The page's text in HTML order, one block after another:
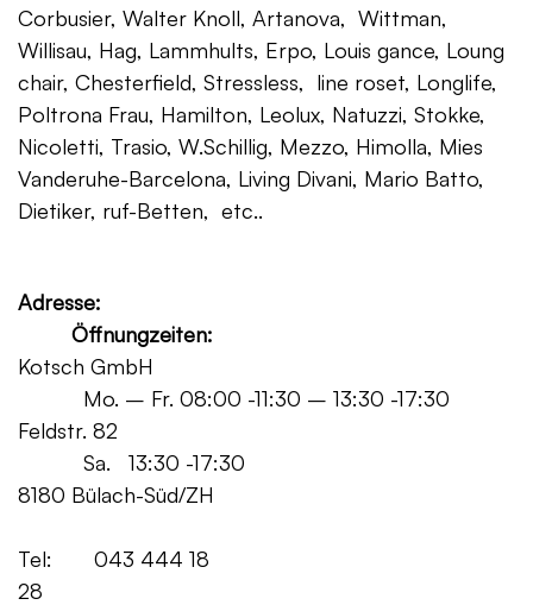
Corbusier, Walter Knoll, Artanova, Wittman,
Willisau, Hag, Lammhults, Erpo, Louis gance, Loung
chair, Chesterfield, Stressless, line roset, Longlife,
Poltrona Frau, Hamilton, Leolux, Natuzzi, Stokke,
Nicoletti, Trasio, W.Schillig, Mezzo, Himolla, Mies
Vanderuhe-Barcelona, Living Divani, Mario Batto,
Dietiker, ruf-Betten, etc..
Adresse:
Öffnungzeiten:
Kotsch GmbH
Mo. – Fr. 08:00 -11:30 – 13:30 -17:30
Feldstr. 82
Sa. 13:30 -17:30
8180 Bülach-Süd/ZH
Tel: 043 444 18
28